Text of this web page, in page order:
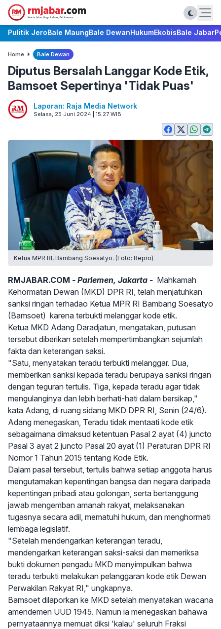
Pulitik JeroBale MaungBale DewanHukumEkobisBale Jabar
Home Bale Dewan
Diputus Bersalah Langgar Kode Etik,
Bamsoet Sepertinya 'Tidak Puas'
Laporan: Raja Media Network
Selasa, 25 Juni 2024 | 15:27 WIB
Ketua MPR RI, Bambang Soesatyo. (Foto: Repro)
RMJABAR.COM - Parlemen, Jakarta - Mahkamah
Kehormatan Dewan (MKD) DPR RI, telah menjatuhkan
sanksi ringan terhadao Ketua MPR RI Bambang Soesatyo
(Bamsoet) karena terbukti melanggar kode etik.
Ketua MKD Adang Daradjatun, mengatakan, putusan
tersebut diberikan setelah mempertimbangkan sejumlah
fakta dan keterangan saksi.
"Satu, menyatakan teradu terbukti melanggar. Dua,
memberikan sanksi kepada teradu berupaya sanksi ringan
dengan teguran tertulis. Tiga, kepada teradu agar tidak
mengulanginya dan lebih berhati-hati dalam bersikap,"
kata Adang, di ruang sidang MKD DPR RI, Senin (24/6).
Adang menegaskan, Teradu tidak mentaati kode etik
sebagaimana dimaksud ketentuan Pasal 2 ayat (4) juncto
Pasal 3 ayat 2 juncto Pasal 20 ayat (1) Peraturan DPR RI
Nomor 1 Tahun 2015 tentang Kode Etik.
Dalam pasal tersebut, tertulis bahwa setiap anggota harus
mengutamakan kepentingan bangsa dan negara daripada
kepentingan pribadi atau golongan, serta bertanggung
jawab mengemban amanah rakyat, melaksanakan
tugasnya secara adil, mematuhi hukum, dan menghormati
lembaga legislatif.
"Setelah mendengarkan keterangan teradu,
mendengarkan keterangan saksi-saksi dan memeriksa
bukti dokumen pengadu MKD menyimpulkan bahwa
teradu terbukti melakukan pelanggaran kode etik Dewan
Perwakilan Rakyat RI," ungkapnya.
Bamsoet dilaporkan ke MKD setelah menyatakan wacana
amendemen UUD 1945. Namun ia menegaskan bahawa
pernyataannya memuat diksi 'kalau' seluruh Fraksi